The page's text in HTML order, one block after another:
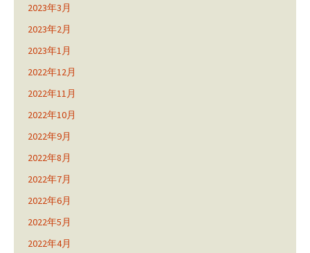
2023年3月
2023年2月
2023年1月
2022年12月
2022年11月
2022年10月
2022年9月
2022年8月
2022年7月
2022年6月
2022年5月
2022年4月